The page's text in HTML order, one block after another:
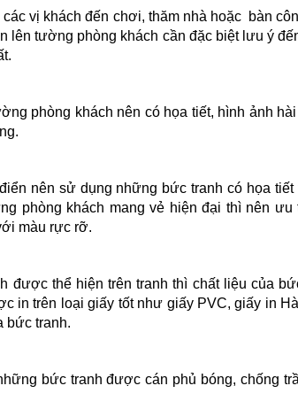
vị khách đến chơi, thăm nhà hoặc bàn
lên tường phòng khách cần đặc biệt lưu ý
phòng khách nên có họa tiết, hình ảnh
nên sử dụng những bức tranh có họa
phòng khách mang vẻ hiện đại thì nên
màu rực rỡ.
được thể hiện trên tranh thì chất liệu của
in trên loại giấy tốt như giấy PVC, giấy in
bức tranh.
bức tranh được cán phủ bóng, chống